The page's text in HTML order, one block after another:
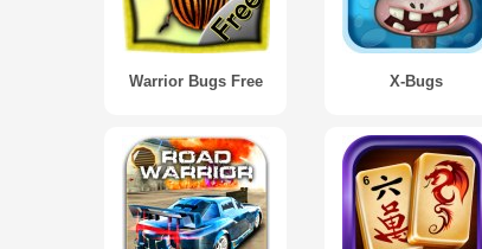
Warrior Bugs Free X-Bugs